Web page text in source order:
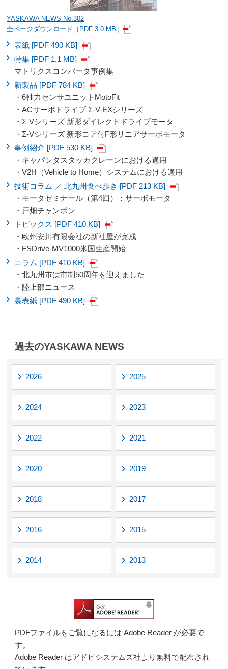
YASKAWA NEWS No.302
全ページダウンロード［PDF 3.0 MB］
表紙 [PDF 490 KB]
特集 [PDF 1.1 MB]
マトリクスコンバータ事例集
新製品 [PDF 784 KB]
・6軸力センサユニットMotoFit
・ACサーボドライブ Σ-V-EXシリーズ
・Σ-Vシリーズ 新形ダイレクトドライブモータ
・Σ-Vシリーズ 新形コア付F形リニアサーボモータ
事例紹介 [PDF 530 KB]
・キャパシタスタッカクレーンにおける適用
・V2H（Vehicle to Home）システムにおける適用
技術コラム ／ 北九州食べ歩き [PDF 213 KB]
・モータゼミナール（第4回）：サーボモータ
・戸畑チャンポン
トピックス [PDF 410 KB]
・欧州安川有限会社の新社屋が完成
・FSDrive-MV1000米国生産開始
コラム [PDF 410 KB]
・北九州市は市制50周年を迎えました
・陸上部ニュース
裏表紙 [PDF 490 KB]
過去のYASKAWA NEWS
2026 2025
2024 2023
2022 2021
2020 2019
2018 2017
2016 2015
2014 2013
PDFファイルをご覧になるには Adobe Reader が必要で
す。
Adobe Reader はアドビシステムズ社より無料で配布され